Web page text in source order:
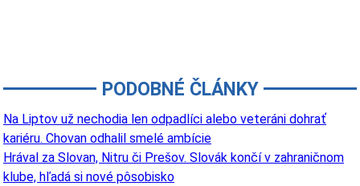
PODOBNÉ ČLÁNKY
Na Liptov už nechodia len odpadlíci alebo veteráni dohrať
kariéru. Chovan odhalil smelé ambície
Hrával za Slovan, Nitru či Prešov. Slovák končí v zahraničnom
klube, hľadá si nové pôsobisko